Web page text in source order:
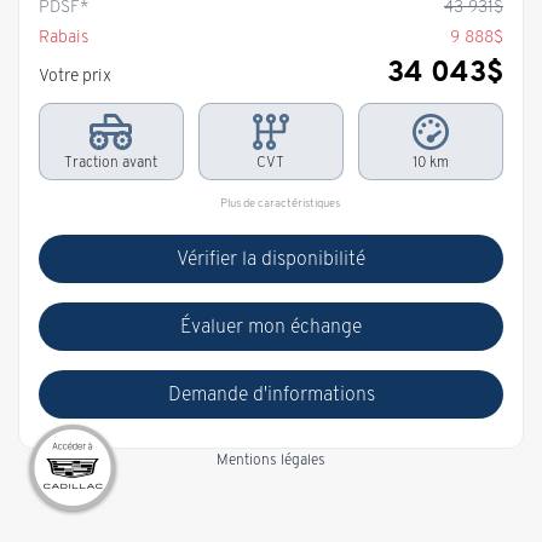
PDSF*
43 931$
Rabais
9 888$
Votre prix
34 043$
Traction avant CVT 10 km
Plus de caractéristiques
Vérifier la disponibilité
Évaluer mon échange
Demande d'informations
Mentions légales